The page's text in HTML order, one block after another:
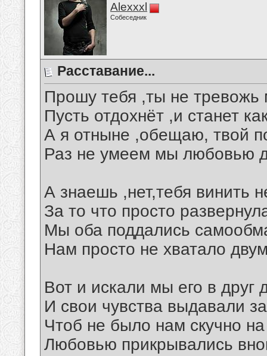
Alexxxl
Собеседник
Расставание...
Прошу тебя ,ты не тревожь
Пусть отдохнёт ,и станет
А я отныне ,обещаю, твой
Раз не умеем мы любовью
А знаешь ,нет,тебя винить
За то что просто
Мы оба поддались
Нам просто не хватало
Вот и искали мы его в друг
И свои чувства выдавали
Чтоб не было нам скучно на
Любовью прикрывались